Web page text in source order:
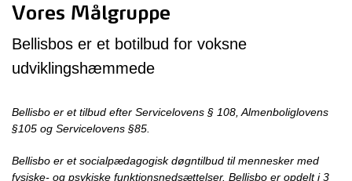
Vores Målgruppe
Bellisbos er et botilbud for voksne
udviklingshæmmede
Bellisbo er et tilbud efter Servicelovens § 108, Almenboliglovens
§105 og Servicelovens §85.
Bellisbo er et socialpædagogisk døgntilbud til mennesker med
fysiske- og psykiske funktionsnedsættelser. Bellisbo er opdelt i 3